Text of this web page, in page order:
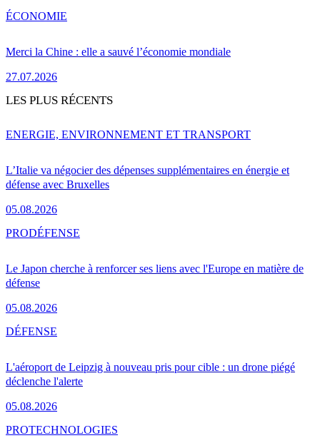
Merci la Chine : elle a sauvé l’économie mondiale
27.07.2026
ÉCONOMIE
LES PLUS RÉCENTS
L’Italie va négocier des dépenses supplémentaires en énergie et
défense avec Bruxelles
05.08.2026
ENERGIE, ENVIRONNEMENT ET TRANSPORT
Le Japon cherche à renforcer ses liens avec l'Europe en matière de
défense
05.08.2026
PRODÉFENSE
L'aéroport de Leipzig à nouveau pris pour cible : un drone piégé
déclenche l'alerte
05.08.2026
DÉFENSE
PROTECHNOLOGIES